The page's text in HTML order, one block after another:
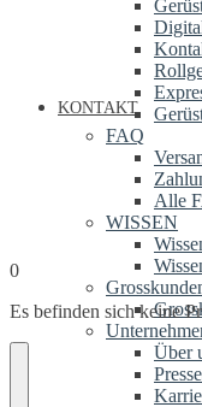
FAQ
Alle
WISSEN
Über
KONTAKT
0
Es befinden sich keine